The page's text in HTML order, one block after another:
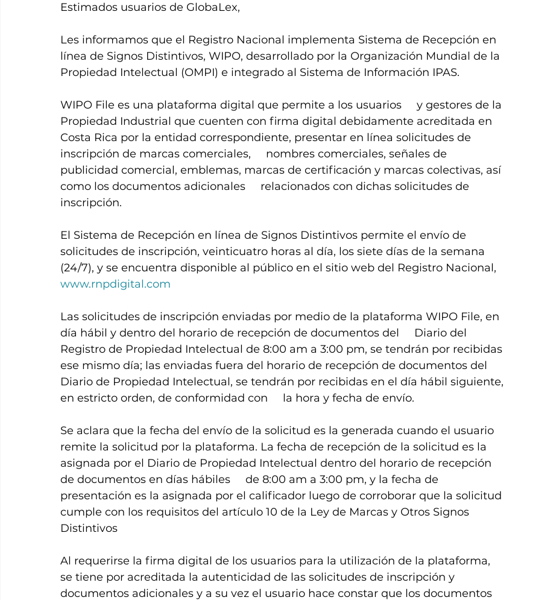
Estimados usuarios de GlobaLex,
Les informamos que el Registro Nacional implementa Sistema de Recepción en
línea de Signos Distintivos, WIPO, desarrollado por la Organización Mundial de la
Propiedad Intelectual (OMPI) e integrado al Sistema de Información IPAS.
WIPO File es una plataforma digital que permite a los usuarios     y gestores de la
Propiedad Industrial que cuenten con firma digital debidamente acreditada en
Costa Rica por la entidad correspondiente, presentar en línea solicitudes de
inscripción de marcas comerciales,     nombres comerciales, señales de
publicidad comercial, emblemas, marcas de certificación y marcas colectivas, así
como los documentos adicionales     relacionados con dichas solicitudes de
inscripción.
El Sistema de Recepción en línea de Signos Distintivos permite el envío de
solicitudes de inscripción, veinticuatro horas al día, los siete días de la semana
(24/7), y se encuentra disponible al público en el sitio web del Registro Nacional,
www.rnpdigital.com
Las solicitudes de inscripción enviadas por medio de la plataforma WIPO File, en
día hábil y dentro del horario de recepción de documentos del     Diario del
Registro de Propiedad Intelectual de 8:00 am a 3:00 pm, se tendrán por recibidas
ese mismo día; las enviadas fuera del horario de recepción de documentos del
Diario de Propiedad Intelectual, se tendrán por recibidas en el día hábil siguiente,
en estricto orden, de conformidad con     la hora y fecha de envío.
Se aclara que la fecha del envío de la solicitud es la generada cuando el usuario
remite la solicitud por la plataforma. La fecha de recepción de la solicitud es la
asignada por el Diario de Propiedad Intelectual dentro del horario de recepción
de documentos en días hábiles     de 8:00 am a 3:00 pm, y la fecha de
presentación es la asignada por el calificador luego de corroborar que la solicitud
cumple con los requisitos del artículo 10 de la Ley de Marcas y Otros Signos
Distintivos
Al requerirse la firma digital de los usuarios para la utilización de la plataforma,
se tiene por acreditada la autenticidad de las solicitudes de inscripción y
documentos adicionales y a su vez el usuario hace constar que los documentos